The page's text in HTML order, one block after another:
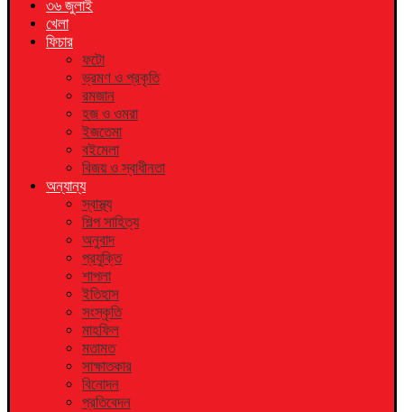
৩৬ জুলাই
খেলা
ফিচার
ফটো
ভ্রমণ ও প্রকৃতি
রমজান
হজ ও ওমরা
ইজতেমা
বইমেলা
বিজয় ও স্বাধীনতা
অন্যান্য
স্বাস্থ্য
শিল্প সাহিত্য
অনুবাদ
প্রযুক্তি
শাপলা
ইতিহাস
সংস্কৃতি
মাহফিল
মতামত
সাক্ষাতকার
বিনোদন
প্রতিবেদন